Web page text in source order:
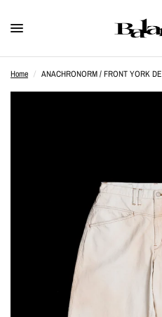
Home / ANACHRONORM / FRONT YORK